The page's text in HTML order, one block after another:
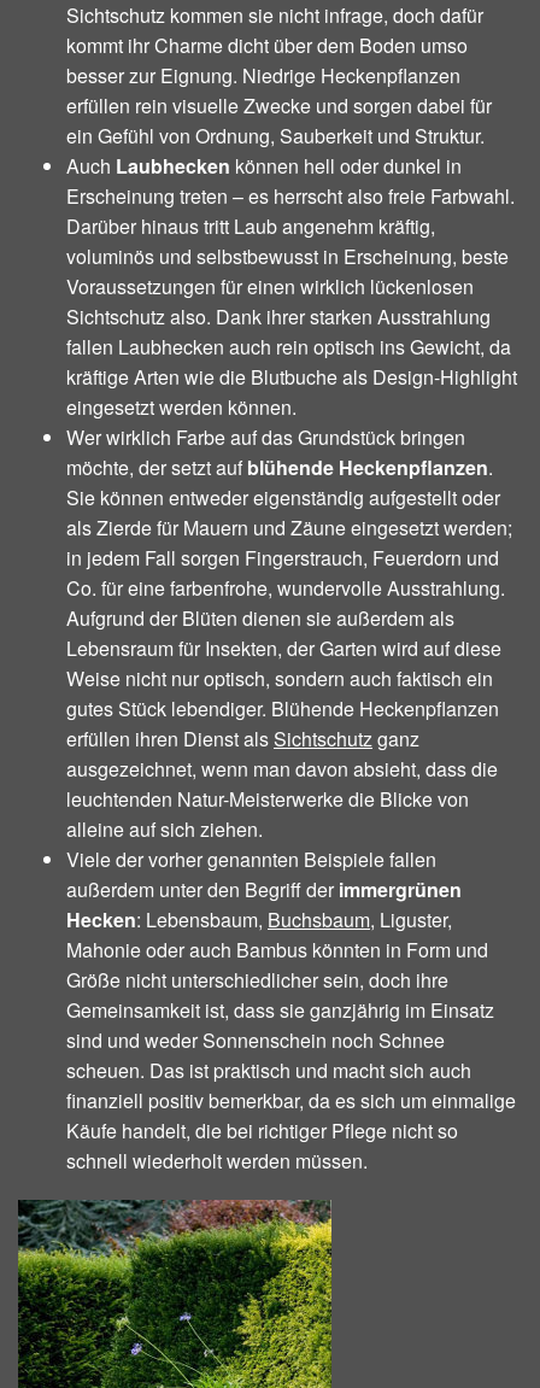
Sichtschutz kommen sie nicht infrage, doch dafür
kommt ihr Charme dicht über dem Boden umso
besser zur Eignung. Niedrige Heckenpflanzen
erfüllen rein visuelle Zwecke und sorgen dabei für
ein Gefühl von Ordnung, Sauberkeit und Struktur.
Auch Laubhecken können hell oder dunkel in
Erscheinung treten – es herrscht also freie Farbwahl.
Darüber hinaus tritt Laub angenehm kräftig,
voluminös und selbstbewusst in Erscheinung, beste
Voraussetzungen für einen wirklich lückenlosen
Sichtschutz also. Dank ihrer starken Ausstrahlung
fallen Laubhecken auch rein optisch ins Gewicht, da
kräftige Arten wie die Blutbuche als Design-Highlight
eingesetzt werden können.
Wer wirklich Farbe auf das Grundstück bringen
möchte, der setzt auf blühende Heckenpflanzen.
Sie können entweder eigenständig aufgestellt oder
als Zierde für Mauern und Zäune eingesetzt werden;
in jedem Fall sorgen Fingerstrauch, Feuerdorn und
Co. für eine farbenfrohe, wundervolle Ausstrahlung.
Aufgrund der Blüten dienen sie außerdem als
Lebensraum für Insekten, der Garten wird auf diese
Weise nicht nur optisch, sondern auch faktisch ein
gutes Stück lebendiger. Blühende Heckenpflanzen
erfüllen ihren Dienst als Sichtschutzganz
ausgezeichnet, wenn man davon absieht, dass die
leuchtenden Natur-Meisterwerke die Blicke von
alleine auf sich ziehen.
Viele der vorher genannten Beispiele fallen
außerdem unter den Begriff der immergrünen
Hecken: Lebensbaum, Buchsbaum, Liguster,
Mahonie oder auch Bambus könnten in Form und
Größe nicht unterschiedlicher sein, doch ihre
Gemeinsamkeit ist, dass sie ganzjährig im Einsatz
sind und weder Sonnenschein noch Schnee
scheuen. Das ist praktisch und macht sich auch
finanziell positiv bemerkbar, da es sich um einmalige
Käufe handelt, die bei richtiger Pflege nicht so
schnell wiederholt werden müssen.